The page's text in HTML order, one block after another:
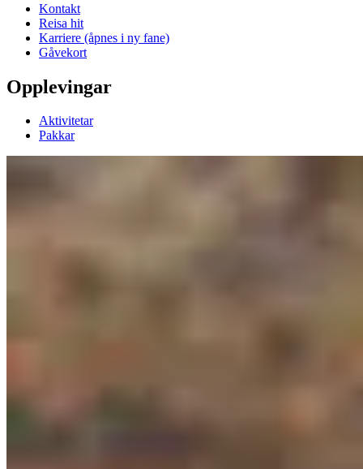
Kontakt
Reisa hit
Karriere (åpnes i ny fane)
Gåvekort
Opplevingar
Aktivitetar
Pakkar